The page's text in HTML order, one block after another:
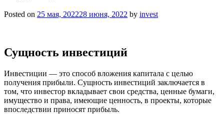
Posted on 25 мая, 202228 июня, 2022 by invest
Сущность инвестиций
Инвестиции — это способ вложения капитала с целью
получения прибыли. Сущность инвестиций заключается в
том, что инвестор вкладывает свои средства, ценные бумаги,
имущество и права, имеющие ценность, в проекты, которые
впоследствии приносят прибыль.